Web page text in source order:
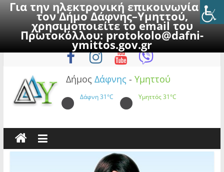
Για την ηλεκτρονική επικοινωνία με
τον Δήμο Δάφνης–Υμηττού,
χρησιμοποιείτε το email του
Πρωτοκόλλου:protokolo@dafni-
ymittos.gov.gr
to
Σάββατο, 8 Αυγούστου 2026
Δήμος Δάφνης - Υμηττού
Δάφνη31°C Υμηττός31°C